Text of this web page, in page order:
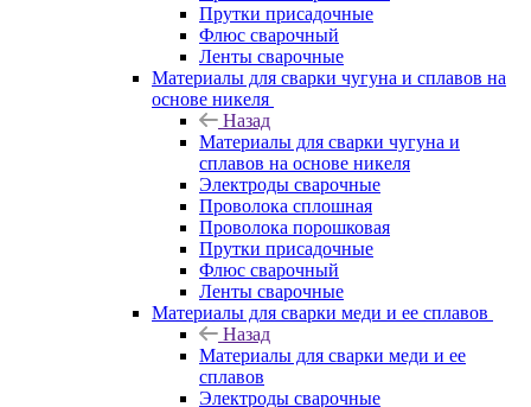
Прутки присадочные
Флюс сварочный
Ленты сварочные
Материалы для сварки чугуна и сплавов на
основе никеля
Назад
Материалы для сварки чугуна и
сплавов на основе никеля
Электроды сварочные
Проволока сплошная
Проволока порошковая
Прутки присадочные
Флюс сварочный
Ленты сварочные
Материалы для сварки меди и ее сплавов
Назад
Материалы для сварки меди и ее
сплавов
Электроды сварочные